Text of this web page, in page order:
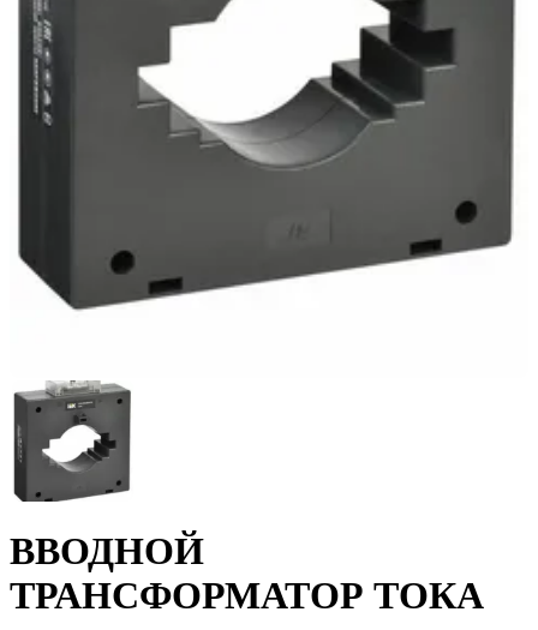
ВВОДНОЙ
ТРАНСФОРМАТОР ТОКА